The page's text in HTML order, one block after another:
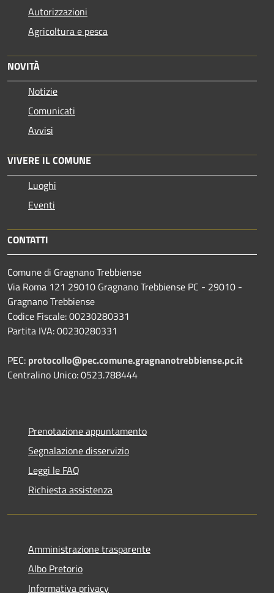
Autorizzazioni
Agricoltura e pesca
NOVITÀ
Notizie
Comunicati
Avvisi
VIVERE IL COMUNE
Luoghi
Eventi
CONTATTI
Comune di Gragnano Trebbiense
Via Roma 121 29010 Gragnano Trebbiense PC - 29010 -
Gragnano Trebbiense
Codice Fiscale: 00230280331
Partita IVA: 00230280331
PEC: protocollo@pec.comune.gragnanotrebbiense.pc.it
Centralino Unico: 0523.788444
Prenotazione appuntamento
Segnalazione disservizio
Leggi le FAQ
Richiesta assistenza
Amministrazione trasparente
Albo Pretorio
Informativa privacy